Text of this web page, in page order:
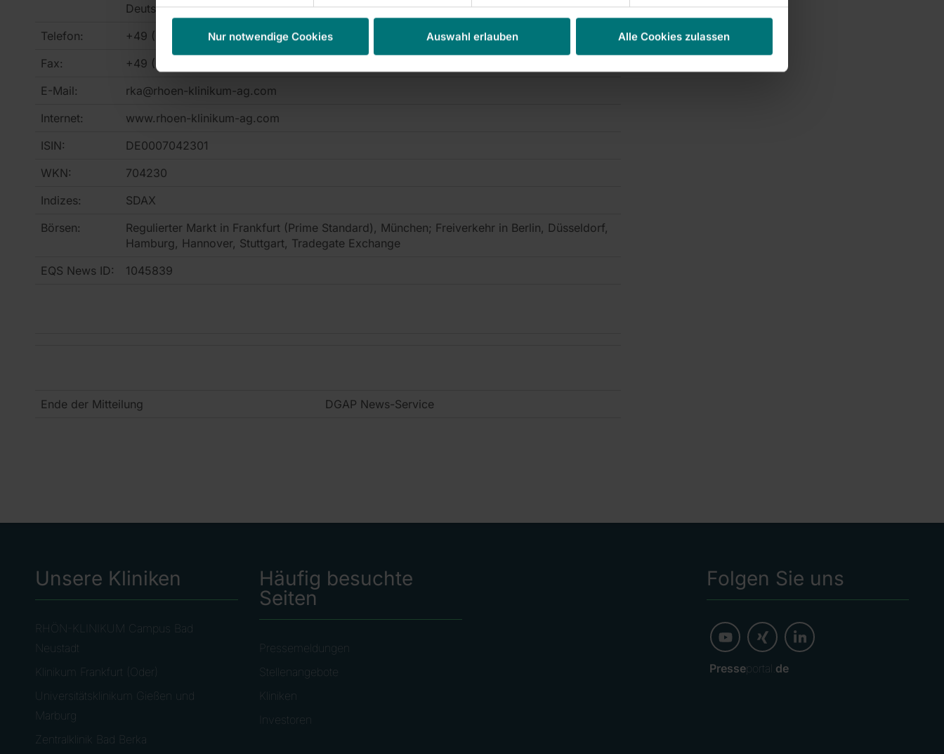
Nur notwendige Cookies Auswahl erlauben Alle Cookies zulassen
Deutschland
Telefon:
+49 (0)9771 - 65-0
Fax:
+49 (0)9771 - 97 467
E-Mail:
rka@rhoen-klinikum-ag.com
Internet:
www.rhoen-klinikum-ag.com
ISIN:
DE0007042301
WKN:
704230
Indizes:
SDAX
Börsen:
Regulierter Markt in Frankfurt (Prime Standard), München; Freiverkehr in Berlin, Düsseldorf,
Hamburg, Hannover, Stuttgart, Tradegate Exchange
EQS News ID:
1045839
Ende der Mitteilung DGAP News-Service
Unsere Kliniken
RHÖN-KLINIKUM Campus Bad
Neustadt
Klinikum Frankfurt (Oder)
Universitätsklinikum Gießen und
Marburg
Zentralklinik Bad Berka
Häufig besuchte
Seiten
Pressemeldungen
Stellenangebote
Kliniken
Investoren
Folgen Sie uns
Presseportal. de